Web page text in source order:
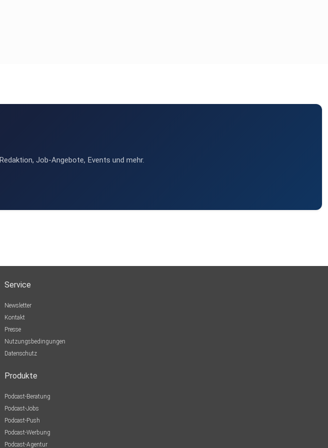
Job-Angebote, Events und mehr.
Service
Newsletter
Kontakt
Presse
Nutzungsbedingungen
Datenschutz
Produkte
Podcast-Beratung
Podcast-Jobs
Podcast-Push
Podcast-Werbung
Podcast-Agentur